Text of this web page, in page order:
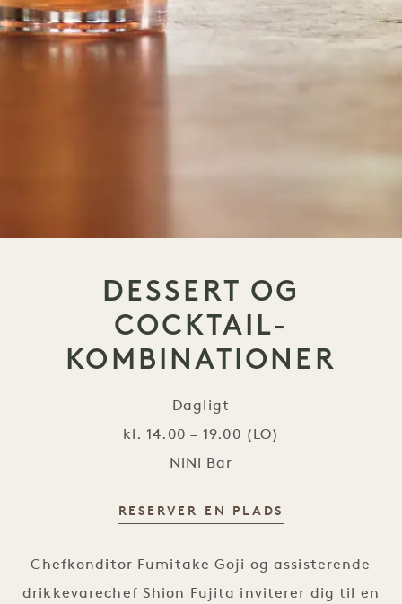
DESSERT OG
COCKTAIL-
KOMBINATIONER
Dagligt
kl. 14.00 – 19.00 (LO)
NiNi Bar
Dessert og cocktail-kombination
RESERVER EN PLADS
Chefkonditor Fumitake Goji og assisterende
drikkevarechef Shion Fujita inviterer dig til en